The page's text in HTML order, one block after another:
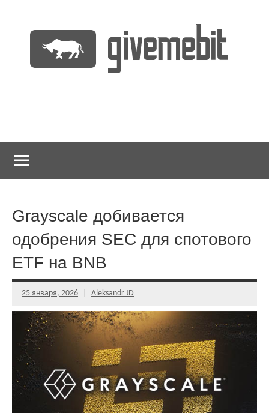
содержимому
Grayscale добивается
одобрения SEC для спотового
ETF на BNB
25 января, 2026 Aleksandr JD